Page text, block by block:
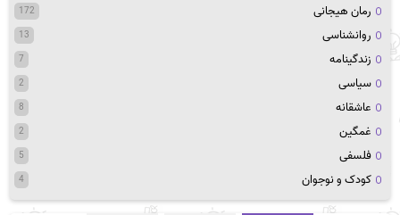
رمان هیجانی 172
روانشناسی 13
زندگینامه 7
سیاسی 2
عاشقانه 8
غمگین 2
فلسفی 5
کودک و نوجوان 4